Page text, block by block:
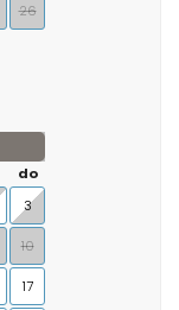
26
do
3
10
17